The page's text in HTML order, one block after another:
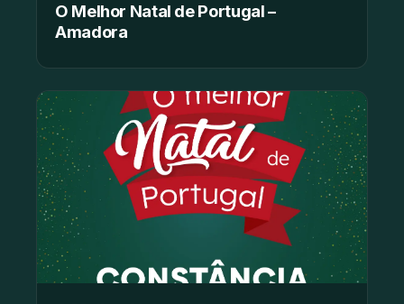
O Melhor Natal de Portugal –
Amadora